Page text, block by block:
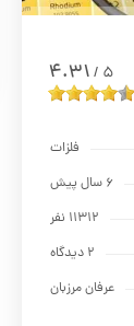
5
/
4.31
فلزات
6 سال پیش
11312 نفر
2 دیدگاه
عرفان مرزبان